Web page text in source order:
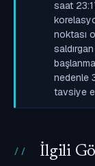
saat
noktası
nedenle
tavsiye
İlgili